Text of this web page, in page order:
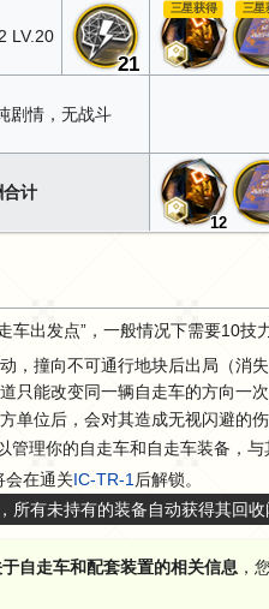
LV.20
21
三星获得 三星
剧情，无战斗
计
12
车出发点”，一般情况下需要10
，撞向不可通行地块后出局（消
只能改变同一辆自走车的方向一次
单位后，会对其造成无视闪避的伤
管理你的自走车和自走车装备，
会在通关IC-TR-1 后解锁。
，所有未持有的装备自动获得其回
于自走车和配套装置的相关信息 ，